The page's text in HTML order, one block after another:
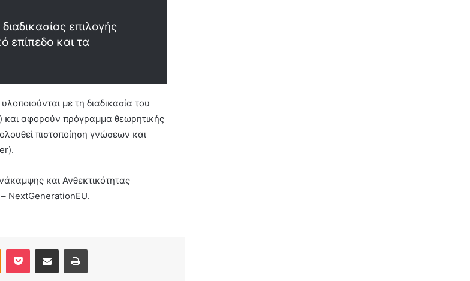
επιλογής
επίπεδο και τα
με τη διαδικασία του
και αφορούν πρόγραμμα θεωρητικής
πιστοποίηση γνώσεων και
και Ανθεκτικότητας
NextGenerationEU.
Odnoklassniki
Pocket Share via Email Print